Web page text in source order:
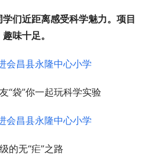
们近距离感受科学魅力。项目
味十足。
“袋”你一起玩科学实验
的无“疟”之路